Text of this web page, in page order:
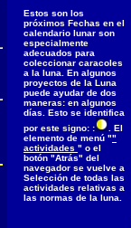
Estos son los
próximos Fechas en el
calendario lunar son
especialmente
adecuados para
coleccionar caracoles
a la luna. En algunos
proyectos de la Luna
puede ayudar de dos
maneras: en algunos
días. Esto se identifica
por este signo: :
. El
elemento de menú ""
actividades " o el
botón "Atrás" del
navegador se vuelve a
Selección de todas las
actividades relativas a
las normas de la luna.